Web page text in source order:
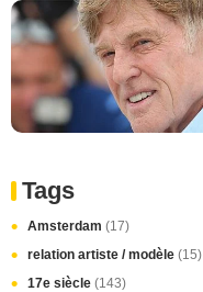
Tags
Amsterdam (17)
relation artiste / modèle (15)
17e siècle (143)